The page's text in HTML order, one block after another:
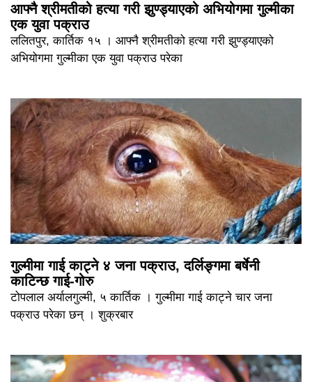
आफ्नै श्रीमतीको हत्या गरी झुण्ड्याएको अभियोगमा गुल्मीका
एक युवा पक्राउ
ललितपुर, कार्तिक १५ । आफ्नै श्रीमतीको हत्या गरी झुण्ड्याएको
अभियोगमा गुल्मीका एक युवा पक्राउ परेका
गुल्मीमा गाई काट्ने ४ जना पक्राउ, दर्लिङ्गमा बर्षेनी
काटिन्छ गाई-गोरु
टोपलाल अर्यालगुल्मी, ५ कार्तिक । गुल्मीमा गाई काट्ने चार जना
पक्राउ परेका छन् । शुक्रबार